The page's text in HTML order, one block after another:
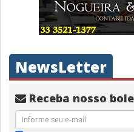
NewsLetter
Receba nosso